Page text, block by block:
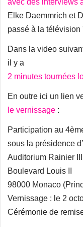
avec des interviews
Elke Daemmrich et
passé à la
Dans la video
il y a
2 minutes tournées
En outre ici un lien
le vernissage :
Participation au
sous la présidence
Auditorium Rainier III
Boulevard Louis II
98000 Monaco
Vernissage : le 2
Cérémonie de